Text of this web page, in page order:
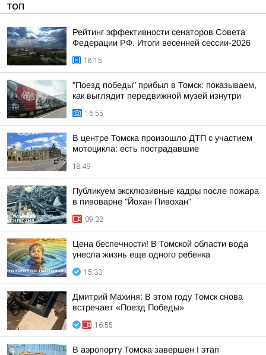
ТОП
Рейтинг эффективности сенаторов Совета
Федерации РФ. Итоги весенней сессии-2026
18:15
"Поезд победы" прибыл в Томск: показываем,
как выглядит передвижной музей изнутри
16:55
В центре Томска произошло ДТП с участием
мотоцикла: есть пострадавшие
18:49
Публикуем эксклюзивные кадры после пожара
в пивоварне "Йохан Пивохан"
09:33
Цена беспечности! В Томской области вода
унесла жизнь еще одного ребенка
15:33
Дмитрий Махиня: В этом году Томск снова
встречает «Поезд Победы»
16:55
В аэропорту Томска завершен I этап